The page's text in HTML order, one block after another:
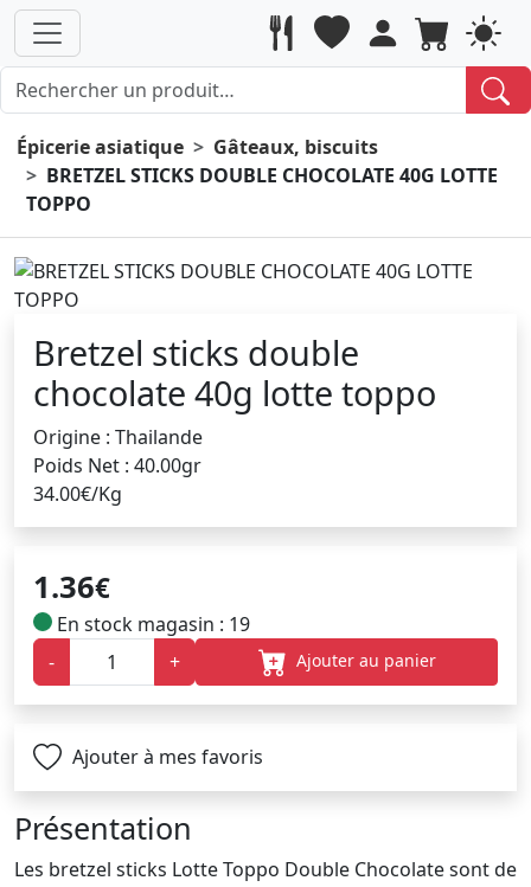
Épicerie asiatique
Gâteaux, biscuits
BRETZEL STICKS DOUBLE CHOCOLATE 40G LOTTE
TOPPO
Bretzel sticks double
chocolate 40g lotte toppo
Origine : Thailande
Poids Net : 40.00gr
34.00€/Kg
1.36€
En stock magasin : 19
-
+ Ajouter au panier
Ajouter à mes favoris
Présentation
Les bretzel sticks Lotte Toppo Double Chocolate sont de